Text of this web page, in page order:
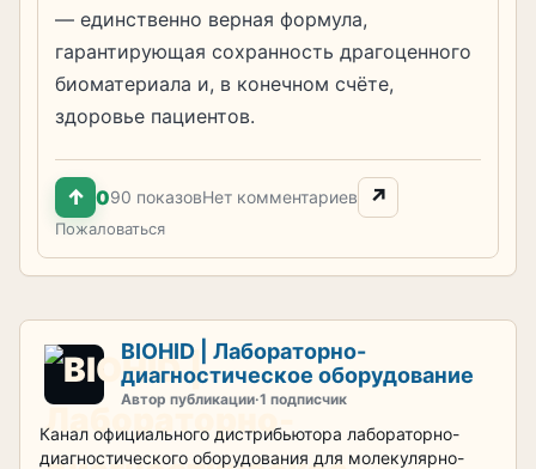
— единственно верная формула,
гарантирующая сохранность драгоценного
биоматериала и, в конечном счёте,
здоровье пациентов.
↑ 090 показовНет комментариев ↗
Пожаловаться
BIOHID | Лабораторно-
диагностическое оборудование
Автор публикации·1 подписчик
Канал официального дистрибьютора лабораторно-
диагностического оборудования для молекулярно-